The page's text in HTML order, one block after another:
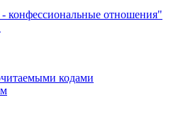
конфессиональные отношения"
кодами